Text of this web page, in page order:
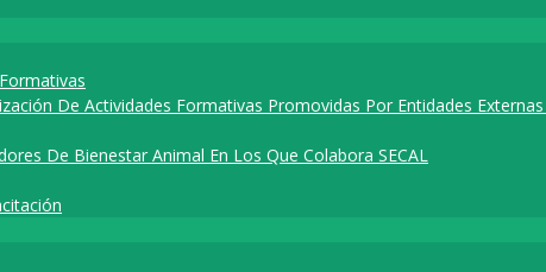
De Actividades Formativas Promovidas Por Entidades Externas
De Bienestar Animal En Los Que Colabora SECAL